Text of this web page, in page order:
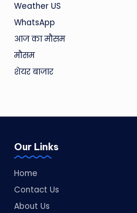
Weather US
WhatsApp
आज का मौसम
मौसम
शेयर बाजार
Our Links
Home
Contact Us
About Us